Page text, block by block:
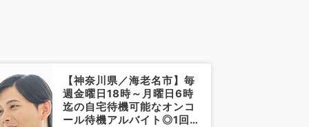
【神奈川県／海老名市】毎
週金曜日18時～月曜日6時
迄の自宅待機可能なオンコ
ール待機アルバイト◎1回